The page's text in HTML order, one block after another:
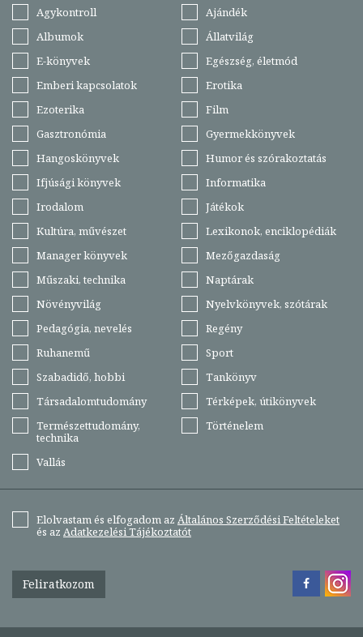
Agykontroll
Ajándék
Albumok
Állatvilág
E-könyvek
Egészség, életmód
Emberi kapcsolatok
Erotika
Ezoterika
Film
Gasztronómia
Gyermekkönyvek
Hangoskönyvek
Humor és szórakoztatás
Ifjúsági könyvek
Informatika
Irodalom
Játékok
Kultúra, művészet
Lexikonok, enciklopédiák
Manager könyvek
Mezőgazdaság
Műszaki, technika
Naptárak
Növényvilág
Nyelvkönyvek, szótárak
Pedagógia, nevelés
Regény
Ruhanemű
Sport
Szabadidő, hobbi
Tankönyv
Társadalomtudomány
Térképek, útikönyvek
Természettudomány,
technika
Történelem
Vallás
Elolvastam és elfogadom az Általános Szerződési Feltételeket
és az Adatkezelési Tájékoztatót
Feliratkozom